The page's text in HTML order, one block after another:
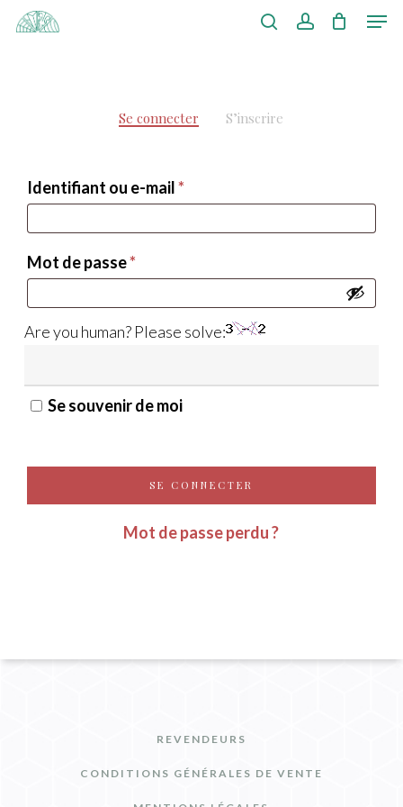
Skip
Se connecter S’inscrire
Identifiant ou e-mail*Obligatoire
Mot de passe*Obligatoire
Are you human? Please solve:
Se souvenir de moi
SE CONNECTER
Mot de passe perdu ?
REVENDEURS
CONDITIONS GÉNÉRALES DE VENTE